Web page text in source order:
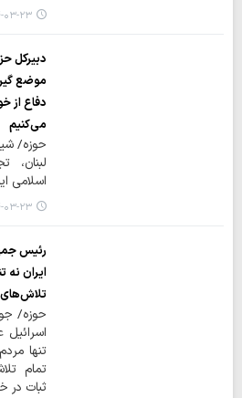
۱۴۰۴-۰۳-
دبیرکل
موضع
دفاع از
می‌کنیم
حوزه/
لبنان،
اسلامی
۱۴۰۴-۰۳-
رئیس
ایران نه
تلاش‌های
حوزه/
تنها
تمام
ثبات در